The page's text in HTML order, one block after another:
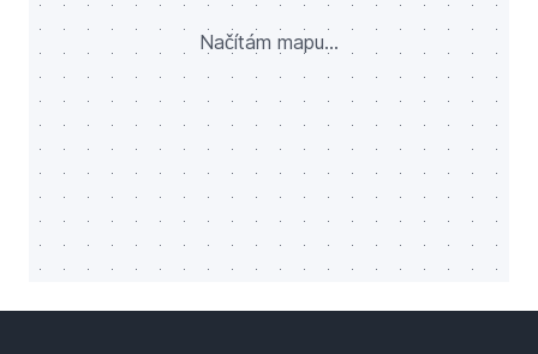
Načítám mapu...